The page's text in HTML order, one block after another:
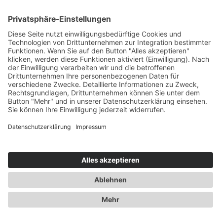
info@iona-wuppertal.de
RECHTLICHES
Impressum
Datenschutzerklärung
© Copyright - IONA Lebensgemeinschaften für Menschen mit